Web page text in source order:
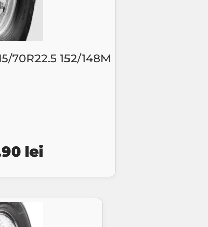
70R22.5 152/148M
lei.
lei
curent
este:
1333.90 lei.